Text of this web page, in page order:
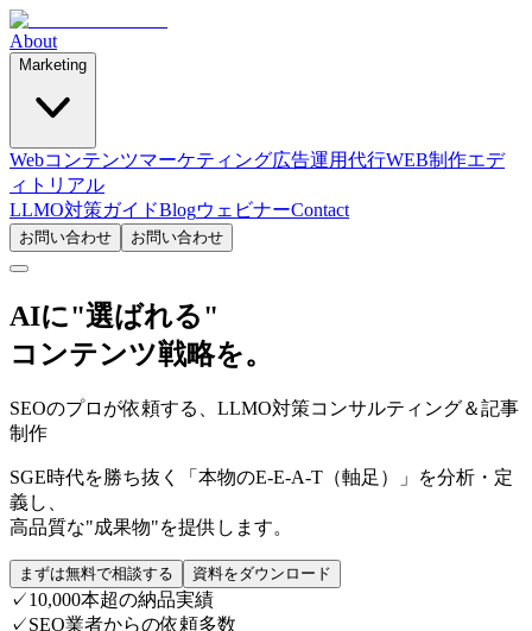
About
Marketing
Webコンテンツマーケティング広告運用代行WEB制作エデ
ィトリアル
LLMO対策ガイドBlogウェビナーContact
お問い合わせ お問い合わせ
AIに"選ばれる"
コンテンツ戦略を。
SEOのプロが依頼する、LLMO対策コンサルティング＆記事
制作
SGE時代を勝ち抜く「本物のE-E-A-T（軸足）」を分析・定
義し、
高品質な"成果物"を提供します。
まずは無料で相談する 資料をダウンロード
✓10,000本超の納品実績
✓SEO業者からの依頼多数